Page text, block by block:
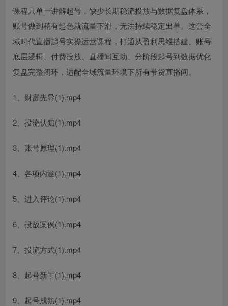
课程只单一讲解起号，缺少长期稳流投放与数据复盘体系，
账号做到稍有起色就流量下滑，无法持续稳定出单。这套全
域时代直播起号实操运营课程，打通从盈利思维搭建、账号
底层逻辑、付费投放、直播间互动、分阶段起号到数据优化
复盘完整闭环，适配全域流量环境下所有带货直播间。
1、财富先导(1).mp4
2、投流认知(1).mp4
3、账号原理(1).mp4
4、各项内涵(1).mp4
5、进入评论(1).mp4
6、投放案例(1).mp4
7、投流方式(1).mp4
8、起号新手(1).mp4
9、起号成熟(1).mp4